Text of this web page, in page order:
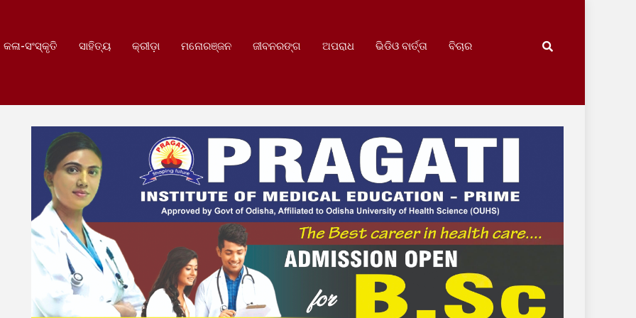
କଳା-ସଂସ୍କୃତି ସାହିତ୍ୟ କ୍ରୀଡ଼ା ମନୋରଞ୍ଜନ ଜୀବନରଙ୍ଗ ଅପରାଧ ଭିଡିଓ ବାର୍ତ୍ତା ବିଚାର